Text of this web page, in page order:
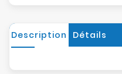
Description Détails